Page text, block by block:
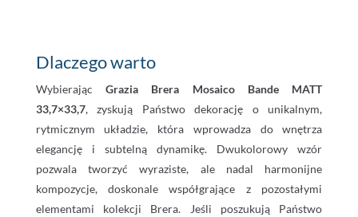
Dlaczego warto
WybierającGrazia Brera Mosaico Bande MATT
33,7×33,7, zyskują Państwo dekorację o unikalnym,
rytmicznym układzie, która wprowadza do wnętrza
elegancję i subtelną dynamikę. Dwukolorowy wzór
pozwala tworzyć wyraziste, ale nadal harmonijne
kompozycje, doskonale współgrające z pozostałymi
elementami kolekcji Brera. Jeśli poszukują Państwo